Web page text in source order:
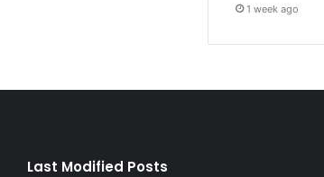
1 week ago
Last Modified Posts